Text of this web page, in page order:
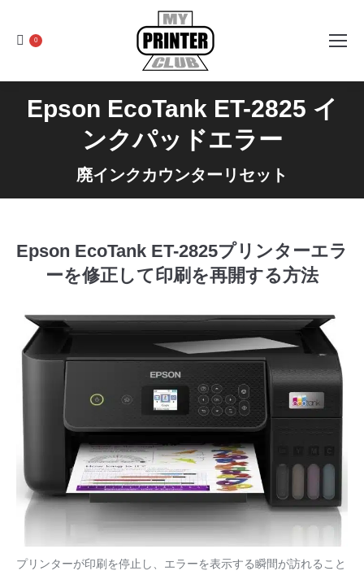
0
Epson EcoTank ET-2825 イ
ンクパッドエラー
廃インクカウンターリセット
Epson EcoTank ET-2825プリンターエラ
ーを修正して印刷を再開する方法
プリンターが印刷を停止し、エラーを表示する瞬間が訪れること